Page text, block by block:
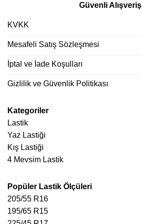
Güvenli Alışveriş
KVKK
Mesafeli Satış Sözleşmesi
İptal ve İade Koşulları
Gizlilik ve Güvenlik Politikası
Kategoriler
Lastik
Yaz Lastiği
Kış Lastiği
4 Mevsim Lastik
Popüler Lastik Ölçüleri
205/55 R16
195/65 R15